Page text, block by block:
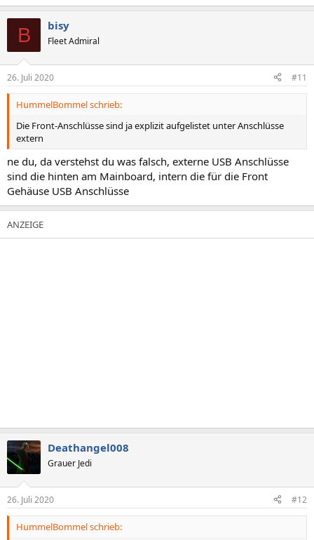
B bisy
Fleet Admiral
26. Juli 2020 #11
HummelBommel schrieb:
Die Front-Anschlüsse sind ja explizit aufgelistet unter Anschlüsse
extern
ne du, da verstehst du was falsch, externe USB Anschlüsse
sind die hinten am Mainboard, intern die für die Front
Gehäuse USB Anschlüsse
Deathangel008
Grauer Jedi
26. Juli 2020 #12
HummelBommel schrieb: